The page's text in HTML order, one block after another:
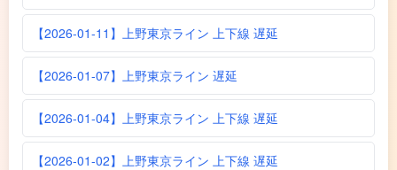
【2026-01-11】上野東京ライン 上下線 遅延
【2026-01-07】上野東京ライン 遅延
【2026-01-04】上野東京ライン 上下線 遅延
【2026-01-02】上野東京ライン 上下線 遅延